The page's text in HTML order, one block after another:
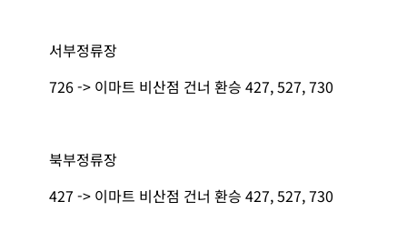
서부정류장
726 -> 이마트 비산점 건너 환승 427, 527, 730
북부정류장
427 -> 이마트 비산점 건너 환승 427, 527, 730